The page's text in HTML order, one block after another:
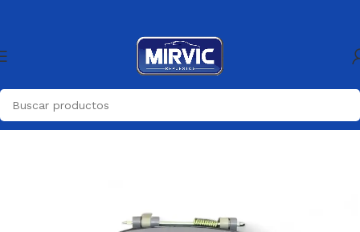
Inicio Carroceria Manijas